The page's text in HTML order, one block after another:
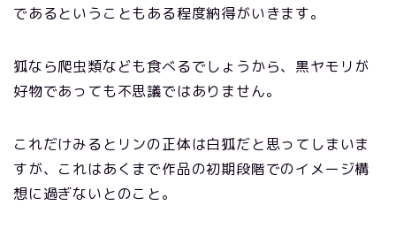
であるということもある程度納得がいきます。
狐なら爬虫類なども食べるでしょうから、黒ヤモリが
好物であっても不思議ではありません。
これだけみるとリンの正体は白狐だと思ってしまいま
すが、これはあくまで作品の初期段階でのイメージ構
想に過ぎないとのこと。